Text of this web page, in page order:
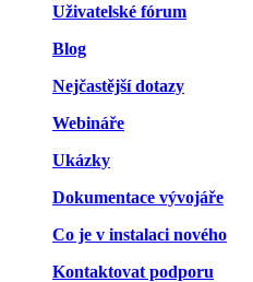
Uživatelské fórum
Blog
Nejčastější dotazy
Webináře
Ukázky
Dokumentace vývojáře
Co je v instalaci nového
Kontaktovat podporu